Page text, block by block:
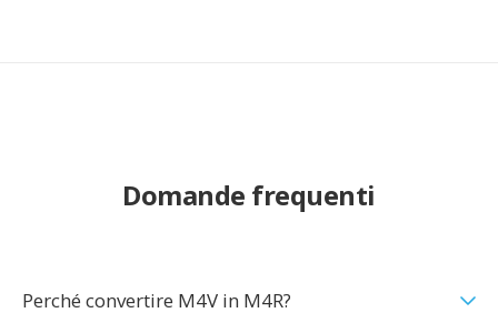
Domande frequenti
Perché convertire M4V in M4R?